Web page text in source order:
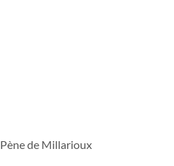
Pène de Millarioux